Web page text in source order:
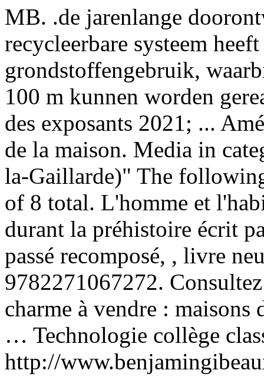
MB. .de jarenlange
recycleerbare systeem
grondstoffengebruik,
100 m kunnen worden
des exposants 2021; ...
de la maison. Media in
la-Gaillarde)" The
of 8 total. L'homme et
durant la préhistoire écrit
passé recomposé, , livre
9782271067272.
charme à vendre : maisons
… Technologie collège
http://